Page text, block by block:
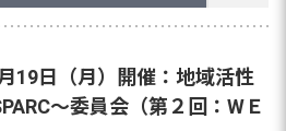
19日（月）開催：地域活性
～委員会（第２回：WＥ